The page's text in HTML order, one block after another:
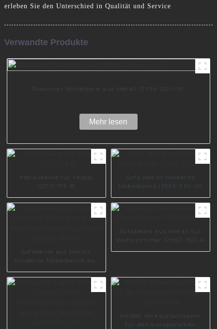
erleben Sie den Unterschied in Qualität und Service
Verwandte Produkte
Robustes Möbelbein aus Metall I3016-200-10
Mehr lesen
Metallbeine für Möbel
I0711-175-B
Sofa Metall moderne
Möbelbeine I2995-210-09
Sofabeine aus Metall,
moderne Möbelbeine aus
neues Design, A0699
Sofabeine aus Metall für
Wohnzimmer I2982-150-A
Heißes Verkaufssofabein
für den europäischen